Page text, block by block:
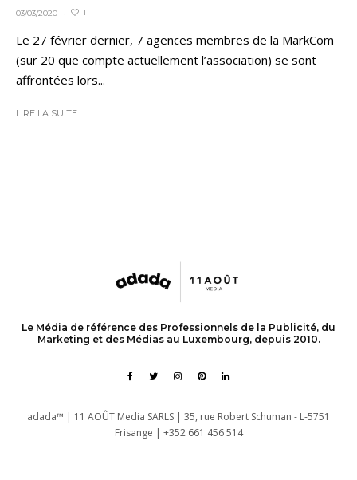
03/03/2020 · 1
Le 27 février dernier, 7 agences membres de la MarkCom
(sur 20 que compte actuellement l’association) se sont
affrontées lors...
LIRE LA SUITE
Le Média de référence des Professionnels de la Publicité, du
Marketing et des Médias au Luxembourg, depuis 2010.
adada™ | 11 AOÛT Media SARLS | 35, rue Robert Schuman - L-5751
Frisange | +352 661 456 514